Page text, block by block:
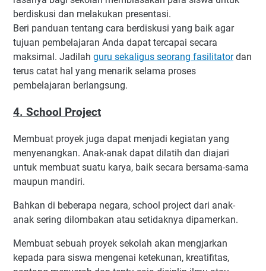
berdiskusi dan melakukan presentasi.
Beri panduan tentang cara berdiskusi yang baik agar
tujuan pembelajaran Anda dapat tercapai secara
maksimal. Jadilah guru sekaligus seorang fasilitatordan
terus catat hal yang menarik selama proses
pembelajaran berlangsung.
4. School Project
Membuat proyek juga dapat menjadi kegiatan yang
menyenangkan. Anak-anak dapat dilatih dan diajari
untuk membuat suatu karya, baik secara bersama-sama
maupun mandiri.
Bahkan di beberapa negara, school project dari anak-
anak sering dilombakan atau setidaknya dipamerkan.
Membuat sebuah proyek sekolah akan mengjarkan
kepada para siswa mengenai ketekunan, kreatifitas,